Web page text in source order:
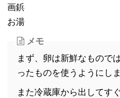
画鋲
お湯
メモ
まず、卵は新鮮なもので
ったものを使うようにしま
また冷蔵庫から出してす